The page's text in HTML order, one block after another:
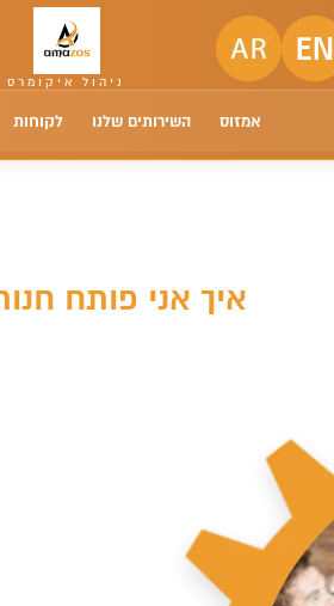
אמזוס השירותים שלנו לקוחות
איך אני פותח